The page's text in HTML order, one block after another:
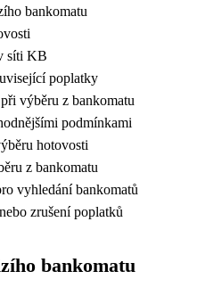
bankomatu
síti KB
poplatky
výběru z bankomatu
podmínkami
hotovosti
z bankomatu
vyhledání bankomatů
zrušení poplatků
bankomatu